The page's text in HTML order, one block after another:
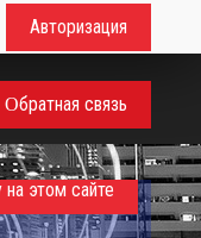
Авторизация
Обратная связь
на этом сайте